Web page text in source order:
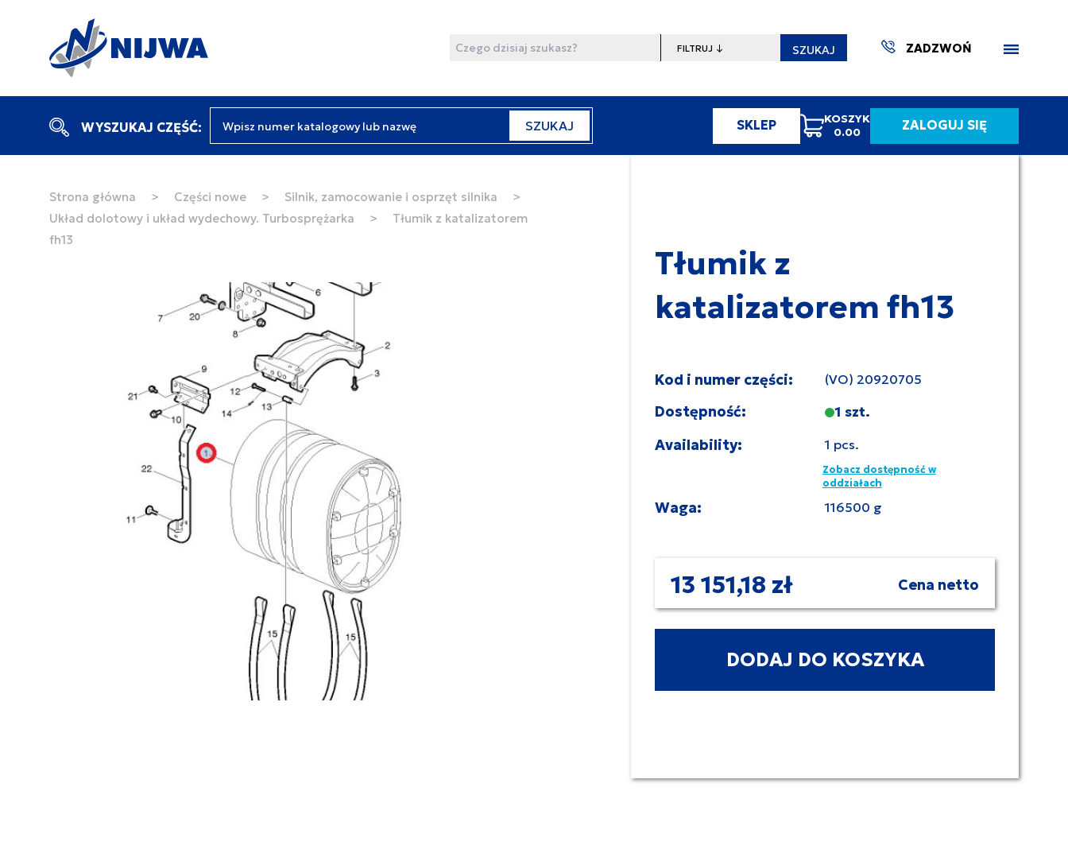
Wyszukaj
Filtruj SZUKAJ ZADZWOŃ
WYSZUKAJ CZĘŚĆ: SZUKAJ SKLEP
KOSZYK
0.00
ZALOGUJ SIĘ
Strona główna > Części nowe > Silnik, zamocowanie i osprzęt silnika
>
Układ dolotowy i układ wydechowy. Turbosprężarka
>
Tłumik z katalizatorem
fh13
Tłumik z
katalizatorem fh13
Kod i numer części: (VO) 20920705
Dostępność: 1 szt.
Availability: 1 pcs.
Zobacz dostępność w
oddziałach
Waga: 116500 g
13 151,18 zł Cena netto
DODAJ DO KOSZYKA